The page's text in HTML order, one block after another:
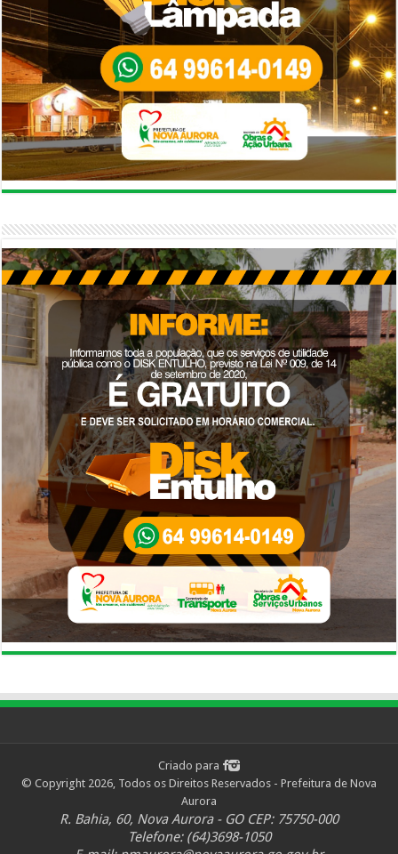
Criado para
© Copyright 2026, Todos os Direitos Reservados - Prefeitura de Nova
Aurora
R. Bahia, 60, Nova Aurora - GO CEP: 75750-000
Telefone: (64)3698-1050